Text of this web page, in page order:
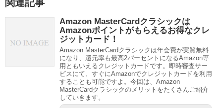
関連記事
Amazon MasterCardクラシックは
Amazonポイントがもらえるお得なクレ
ジットカード！
Amazon MasterCardクラシックは年会費が実質無料
になり、還元率も最高2パーセントになるAmazon専
用ともいえるクレジットカードです。即時審査サー
ビスにて、すぐにAmazonでクレジットカードを利用
することも可能ですよ。今回は、Amazon
MasterCardクラシックのメリットをたくさんご紹介
していきます。